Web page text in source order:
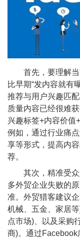
首先，要理解当
比早期“发内容就有
推荐与用户兴趣匹
质量内容已经很难
兴趣标签+内容价值
例如，通过行业痛
享等形式，提高内
荐。
其次，精准受众
多外贸企业失败的
准。外贸猎客建议
机械、五金、家居
点市场)、以及采购
商)。通过